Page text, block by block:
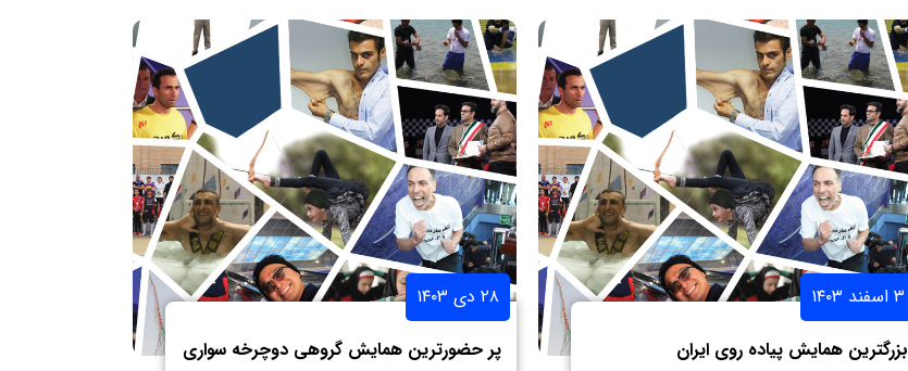
۳ اسفند ۱۴۰۳
بزرگترین همایش پیاده روی ایران
۲۸ دی ۱۴۰۳
پر حضورترین همایش گروهی دوچرخه سواری